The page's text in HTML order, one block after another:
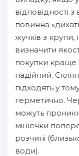
відповідності
повинна
жучків з
визначити
покупки краще
надійний.
підходять у
герметично.
можуть
мішечки
розчині
води).